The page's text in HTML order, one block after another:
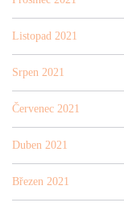
Listopad 2021
Srpen 2021
Červenec 2021
Duben 2021
Březen 2021